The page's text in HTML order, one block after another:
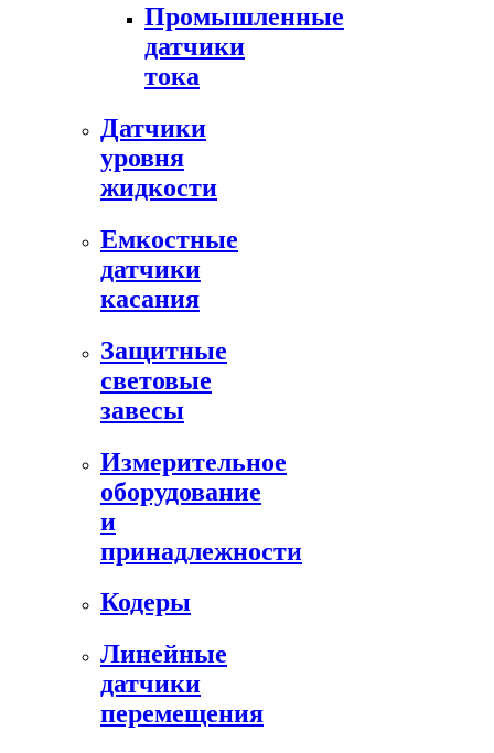
Промышленные
датчики
тока
Датчики
уровня
жидкости
Емкостные
датчики
касания
Защитные
световые
завесы
Измерительное
оборудование
и
принадлежности
Кодеры
Линейные
датчики
перемещения